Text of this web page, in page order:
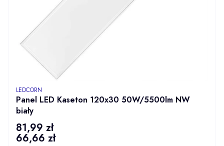
Panel LED Kaseton 120x30 50W/5500lm NW
biały
PRODUCENT
LEDCORN
Cena
81,99 zł
Cena
66,66 zł